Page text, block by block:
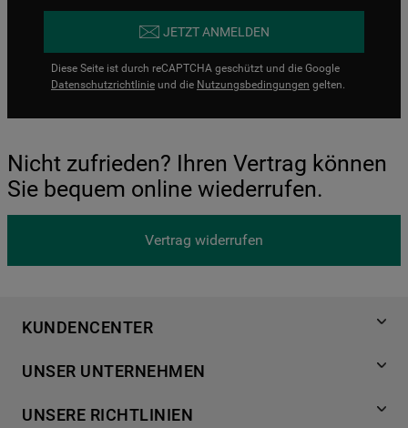
JETZT ANMELDEN
Diese Seite ist durch reCAPTCHA geschützt und die Google
Datenschutzrichtlinie und die Nutzungsbedingungen gelten.
Nicht zufrieden? Ihren Vertrag können
Sie bequem online wiederrufen.
Vertrag widerrufen
KUNDENCENTER
Händlersuche
Häufige Fragen
UNSER UNTERNEHMEN
Für Händler
UNSERE RICHTLINIEN